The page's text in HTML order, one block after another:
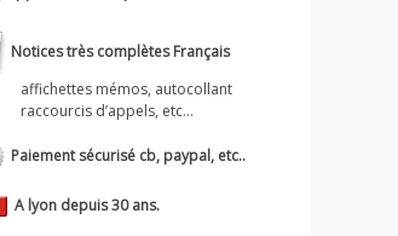
Notices très complètes Français
affichettes mémos, autocollant
raccourcis d’appels, etc...
Paiement sécurisé cb, paypal, etc..
A lyon depuis 30 ans.